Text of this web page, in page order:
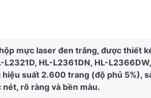
mực laser đen trắng, được thiết
HL-L2361DN, HL-
hiệu suất 2.600 trang (độ phủ 5%),
nét, rõ ràng và bền màu.